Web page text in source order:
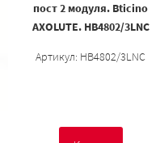
пост 2 модуля. Bticino
AXOLUTE. HB4802/3LNC
Артикул: HB4802/3LNC